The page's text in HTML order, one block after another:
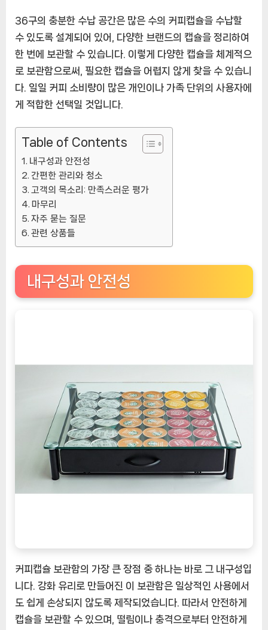
추
천
상
품]
36구의 충분한 수납 공간은 많은 수의 커피캡슐을 수납할
수 있도록 설계되어 있어, 다양한 브랜드의 캡슐을 정리하여
한 번에 보관할 수 있습니다. 이렇게 다양한 캡슐을 체계적으
로 보관함으로써, 필요한 캡슐을 어렵지 않게 찾을 수 있습니
다. 일일 커피 소비량이 많은 개인이나 가족 단위의 사용자에
게 적합한 선택일 것입니다.
Table of Contents
내구성과 안전성
간편한 관리와 청소
고객의 목소리: 만족스러운 평가
마무리
자주 묻는 질문
관련 상품들
내구성과 안전성
커피캡슐 보관함의 가장 큰 장점 중 하나는 바로 그 내구성입
니다. 강화 유리로 만들어진 이 보관함은 일상적인 사용에서
도 쉽게 손상되지 않도록 제작되었습니다. 따라서 안전하게
캡슐을 보관할 수 있으며, 떨림이나 충격으로부터 안전하게